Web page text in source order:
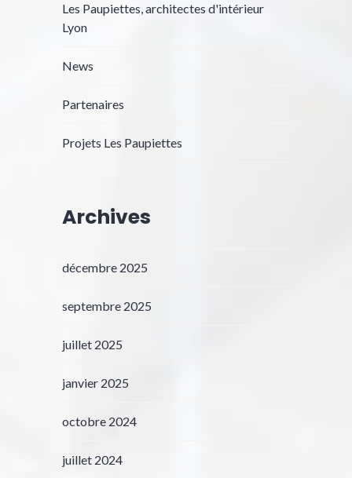
Les Paupiettes, architectes d'intérieur
Lyon
News
Partenaires
Projets Les Paupiettes
Archives
décembre 2025
septembre 2025
juillet 2025
janvier 2025
octobre 2024
juillet 2024